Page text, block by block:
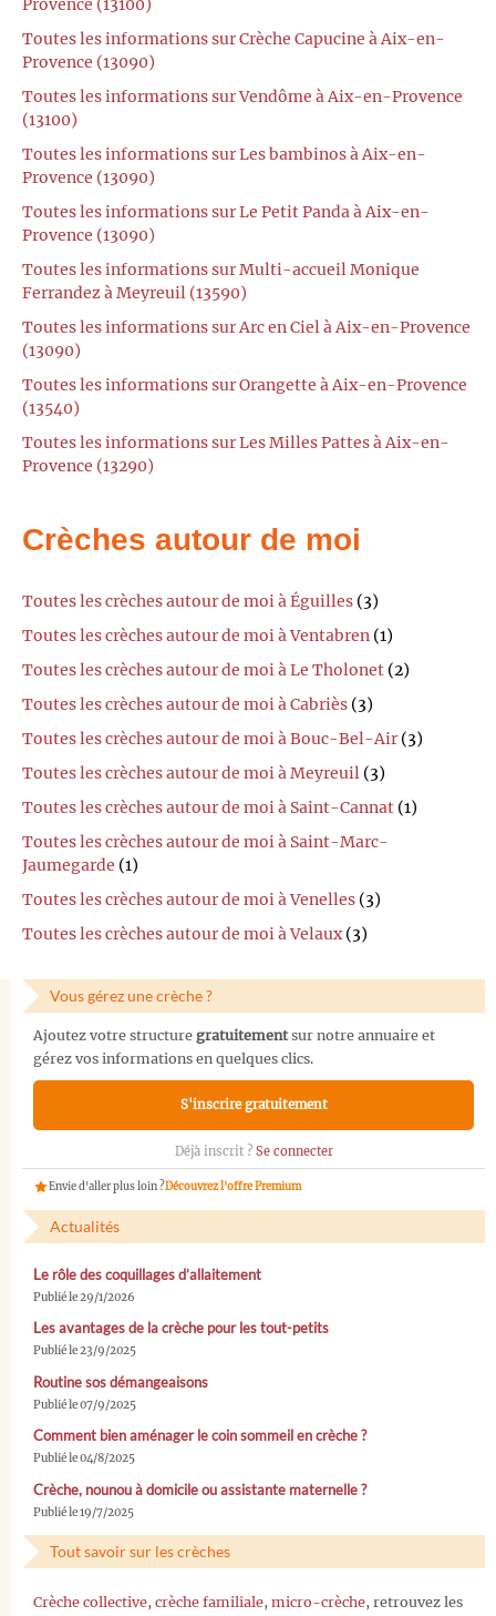
Provence (13100)
Toutes les informations sur Crèche Capucine à Aix-en-
Provence (13090)
Toutes les informations sur Vendôme à Aix-en-Provence
(13100)
Toutes les informations sur Les bambinos à Aix-en-
Provence (13090)
Toutes les informations sur Le Petit Panda à Aix-en-
Provence (13090)
Toutes les informations sur Multi-accueil Monique
Ferrandez à Meyreuil (13590)
Toutes les informations sur Arc en Ciel à Aix-en-Provence
(13090)
Toutes les informations sur Orangette à Aix-en-Provence
(13540)
Toutes les informations sur Les Milles Pattes à Aix-en-
Provence (13290)
Crèches autour de moi
Toutes les crèches autour de moi à Éguilles (3)
Toutes les crèches autour de moi à Ventabren (1)
Toutes les crèches autour de moi à Le Tholonet (2)
Toutes les crèches autour de moi à Cabriès (3)
Toutes les crèches autour de moi à Bouc-Bel-Air (3)
Toutes les crèches autour de moi à Meyreuil (3)
Toutes les crèches autour de moi à Saint-Cannat (1)
Toutes les crèches autour de moi à Saint-Marc-
Jaumegarde (1)
Toutes les crèches autour de moi à Venelles (3)
Toutes les crèches autour de moi à Velaux(3)
Vous gérez une crèche ?
Ajoutez votre structure gratuitementsur notre annuaire et
gérez vos informations en quelques clics.
S'inscrire gratuitement
Déjà inscrit ? Se connecter
Envie d'aller plus loin ?Découvrez l'offre Premium
Actualités
Le rôle des coquillages d’allaitement
Publié le 29/1/2026
Les avantages de la crèche pour les tout-petits
Publié le 23/9/2025
Routine sos démangeaisons
Publié le 07/9/2025
Comment bien aménager le coin sommeil en crèche ?
Publié le 04/8/2025
Crèche, nounou à domicile ou assistante maternelle ?
Publié le 19/7/2025
Tout savoir sur les crèches
Crèche collective, crèche familiale, micro-crèche, retrouvez les